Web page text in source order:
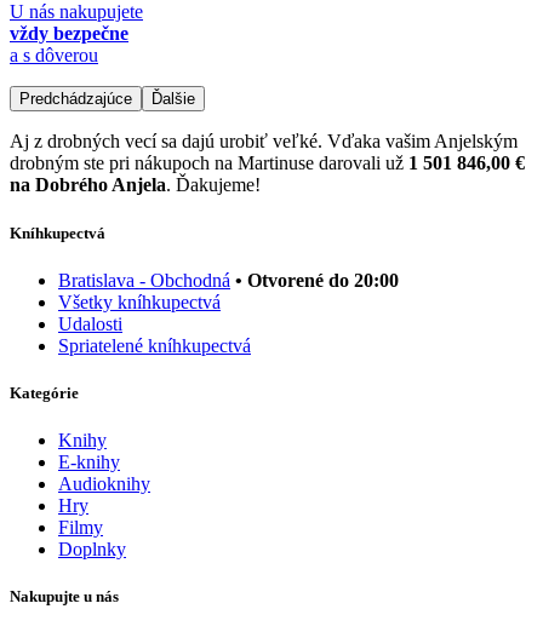
U nás nakupujete
vždy bezpečne
a s dôverou
Predchádzajúce Ďalšie
Aj z drobných vecí sa dajú urobiť veľké. Vďaka vašim Anjelským
drobným ste pri nákupoch na Martinuse darovali už 1 501 846,00 €
na Dobrého Anjela. Ďakujeme!
Kníhkupectvá
Bratislava - Obchodná • Otvorené do 20:00
Všetky kníhkupectvá
Udalosti
Spriatelené kníhkupectvá
Kategórie
Knihy
E-knihy
Audioknihy
Hry
Filmy
Doplnky
Nakupujte u nás